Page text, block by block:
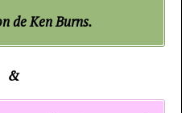
de Ken Burns.
&